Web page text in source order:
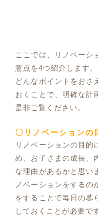
ここでは、リノベーシ
意点を4つ紹介します。
どんなポイントをおさ
おくことで、明確な計
是非ご覧ください。
〇リノベーションの
リノベーションの目的
め、お子さまの成長、
な理由があるかと思い
ノベーションをするの
をすることで毎日の暮
しておくことが必要で